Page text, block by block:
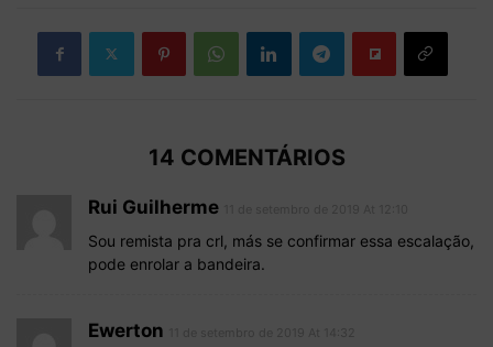
14 COMENTÁRIOS
Rui Guilherme
Sou remista pra crl, más se confirmar essa escalação,
pode enrolar a bandeira.
Ewerton